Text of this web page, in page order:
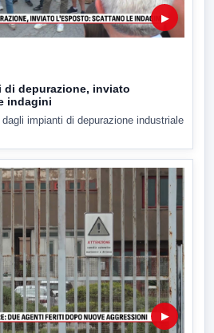
▶
di depurazione, inviato
indagini
dagli impianti di depurazione industriale
▶